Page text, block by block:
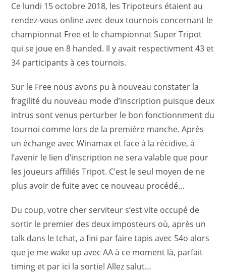
Ce lundi 15 octobre 2018, les Tripoteurs étaient au
rendez-vous online avec deux tournois concernant le
championnat Free et le championnat Super Tripot
qui se joue en 8 handed. Il y avait respectivment 43 et
34 participants à ces tournois.
Sur le Free nous avons pu à nouveau constater la
fragilité du nouveau mode d’inscription puisque deux
intrus sont venus perturber le bon fonctionnment du
tournoi comme lors de la première manche. Après
un échange avec Winamax et face à la récidive, à
l’avenir le lien d’inscription ne sera valable que pour
les joueurs affiliés Tripot. C’est le seul moyen de ne
plus avoir de fuite avec ce nouveau procédé…
Du coup, votre cher serviteur s’est vite occupé de
sortir le premier des deux imposteurs où, après un
talk dans le tchat, a fini par faire tapis avec 54o alors
que je me wake up avec AA à ce moment là, parfait
timing et par ici la sortie! Allez salut…